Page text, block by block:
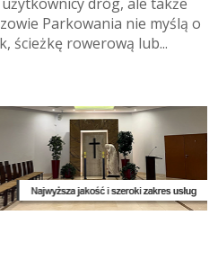
Parkowania nie myślą o
ścieżkę rowerową lub...